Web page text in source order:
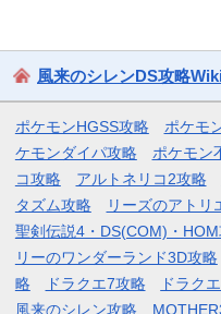
風来のシレンDS攻略
ポケモンHGSS攻略 ポケモ
ケモンダイパ攻略
ポケモン
コ攻略
アルトネリコ2攻略
タズム攻略
リーズのアトリ
聖剣伝説4・DS(COM)・
リーのワンダーランド3D攻略
略
ドラクエ7攻略 ドラク
風来のシレン攻略